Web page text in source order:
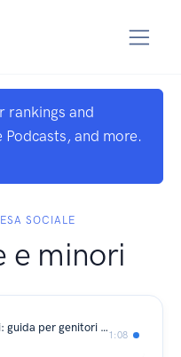
rankings and
and more.
SOCIALE
e minori
Trailer. Smartphone e minori: guida per genitori consapevoli
1:08